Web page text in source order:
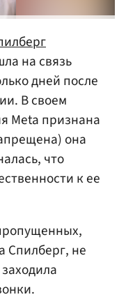
на связь
дней после
В своем
Meta признана
она
что
к ее
Спилберг, не